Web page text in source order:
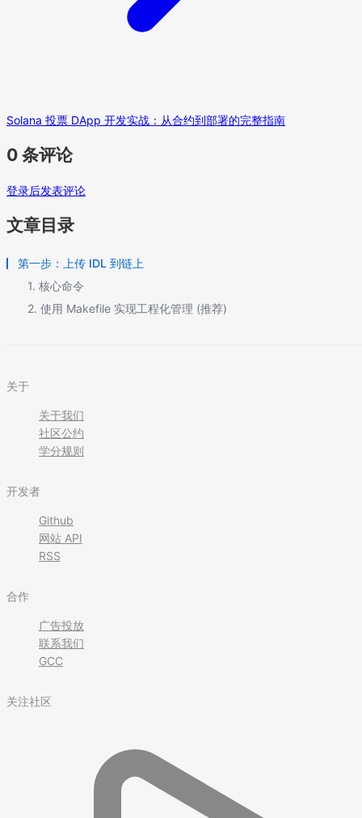
Solana 投票 DApp 开发实战：从合约到部署的完整指南
0 条评论
登录后发表评论
文章目录
第一步：上传 IDL 到链上
1. 核心命令
2. 使用 Makefile 实现工程化管理 (推荐)
关于
关于我们
社区公约
学分规则
开发者
Github
网站 API
RSS
合作
广告投放
联系我们
GCC
关注社区